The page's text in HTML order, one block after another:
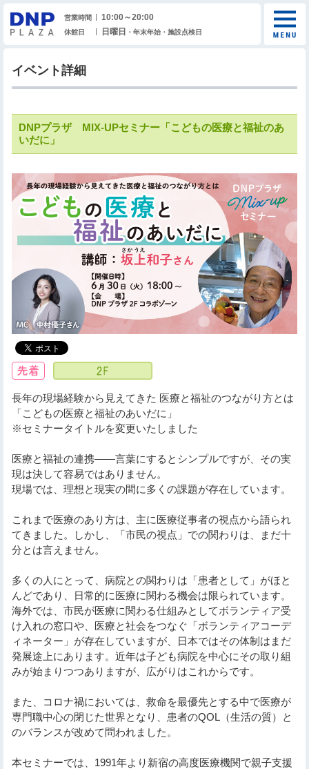
営業時間 10:00～20:00
休館日 日曜日 ・年末年始・施設点検日
イベント詳細
DNPプラザ MIX-UPセミナー「こどもの医療と福祉のあ
いだに」
長年の現場経験から見えてきた 医療と福祉のつながり方とは
「こどもの医療と福祉のあいだに」
※セミナータイトルを変更いたしました
医療と福祉の連携――言葉にするとシンプルですが、その実
現は決して容易ではありません。
現場では、理想と現実の間に多くの課題が存在しています。
これまで医療のあり方は、主に医療従事者の視点から語られ
てきました。しかし、「市民の視点」での関わりは、まだ十
分とは言えません。
多くの人にとって、病院との関わりは「患者として」がほと
んどであり、日常的に医療に関わる機会は限られています。
海外では、市民が医療に関わる仕組みとしてボランティア受
け入れの窓口や、医療と社会をつなぐ「ボランティアコーデ
ィネーター」が存在していますが、日本ではその体制はまだ
発展途上にあります。近年は子ども病院を中心にその取り組
みが始まりつつありますが、広がりはこれからです。
また、コロナ禍においては、救命を最優先とする中で医療が
専門職中心の閉じた世界となり、患者のQOL（生活の質）と
のバランスが改めて問われました。
本セミナーでは、1991年より新宿の高度医療機関で親子支援